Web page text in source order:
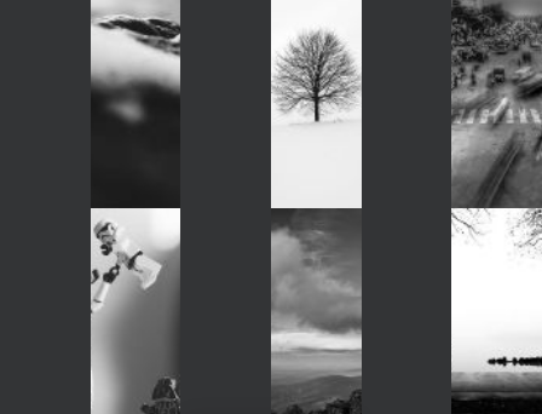
Instagram post
Instagram post 17847007960313141